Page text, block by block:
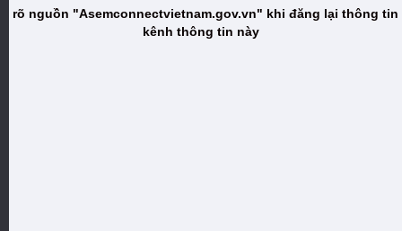
rõ nguồn "Asemconnectvietnam.gov.vn" khi đăng lại thông tin
kênh thông tin này